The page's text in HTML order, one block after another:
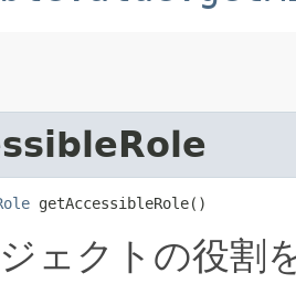
getAccessibleRole()
ェクトの役割